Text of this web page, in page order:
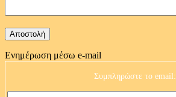
Ενημέρωση μέσω e-mail
Συμπληρώστε το email: